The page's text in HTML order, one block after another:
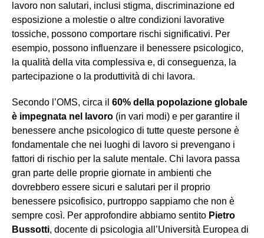
lavoro non salutari, inclusi stigma, discriminazione ed
esposizione a molestie o altre condizioni lavorative
tossiche, possono comportare rischi significativi. Per
esempio, possono influenzare il benessere psicologico,
la qualità della vita complessiva e, di conseguenza, la
partecipazione o la produttività di chi lavora.
Secondo l’OMS, circa il 60% della popolazione globale
è impegnata nel lavoro (in vari modi) e per garantire il
benessere anche psicologico di tutte queste persone è
fondamentale che nei luoghi di lavoro si prevengano i
fattori di rischio per la salute mentale. Chi lavora passa
gran parte delle proprie giornate in ambienti che
dovrebbero essere sicuri e salutari per il proprio
benessere psicofisico, purtroppo sappiamo che non è
sempre così. Per approfondire abbiamo sentito Pietro
Bussotti, docente di psicologia all’Università Europea di